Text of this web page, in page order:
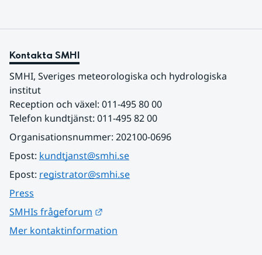
Kontakta SMHI
SMHI, Sveriges meteorologiska och hydrologiska
institut
Reception och växel: 011-495 80 00
Telefon kundtjänst: 011-495 82 00
Organisationsnummer: 202100-0696
Epost: kundtjanst@smhi.se
Epost: registrator@smhi.se
Press
SMHIs frågeforum
Mer kontaktinformation